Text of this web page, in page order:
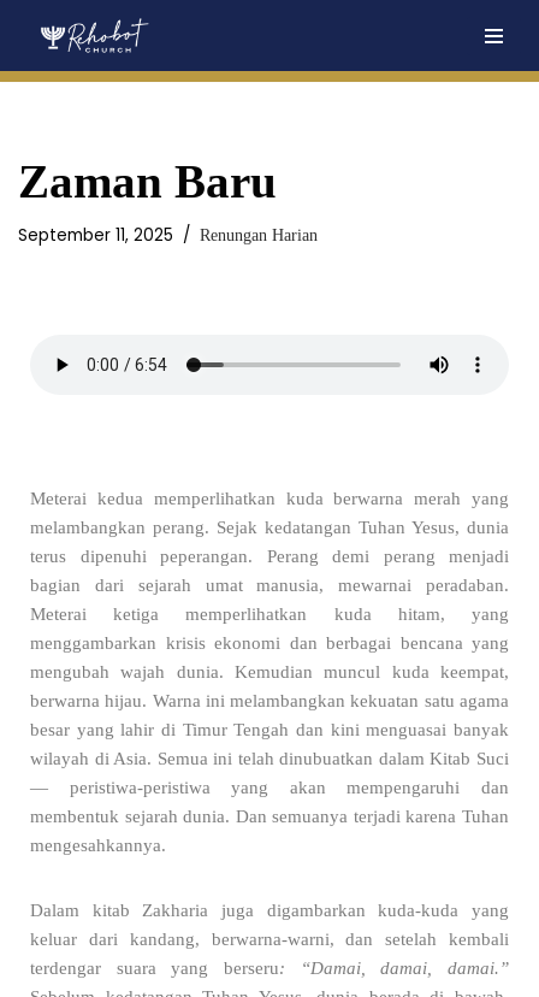
Zaman Baru
September 11, 2025 Renungan Harian
Meterai kedua memperlihatkan kuda berwarna merah yang
melambangkan perang. Sejak kedatangan Tuhan Yesus, dunia
terus dipenuhi peperangan. Perang demi perang menjadi
bagian dari sejarah umat manusia, mewarnai peradaban.
Meterai ketiga memperlihatkan kuda hitam, yang
menggambarkan krisis ekonomi dan berbagai bencana yang
mengubah wajah dunia. Kemudian muncul kuda keempat,
berwarna hijau. Warna ini melambangkan kekuatan satu agama
besar yang lahir di Timur Tengah dan kini menguasai banyak
wilayah di Asia. Semua ini telah dinubuatkan dalam Kitab Suci
— peristiwa-peristiwa yang akan mempengaruhi dan
membentuk sejarah dunia. Dan semuanya terjadi karena Tuhan
mengesahkannya.
Dalam kitab Zakharia juga digambarkan kuda-kuda yang
keluar dari kandang, berwarna-warni, dan setelah kembali
terdengar suara yang berseru: “Damai, damai, damai.”